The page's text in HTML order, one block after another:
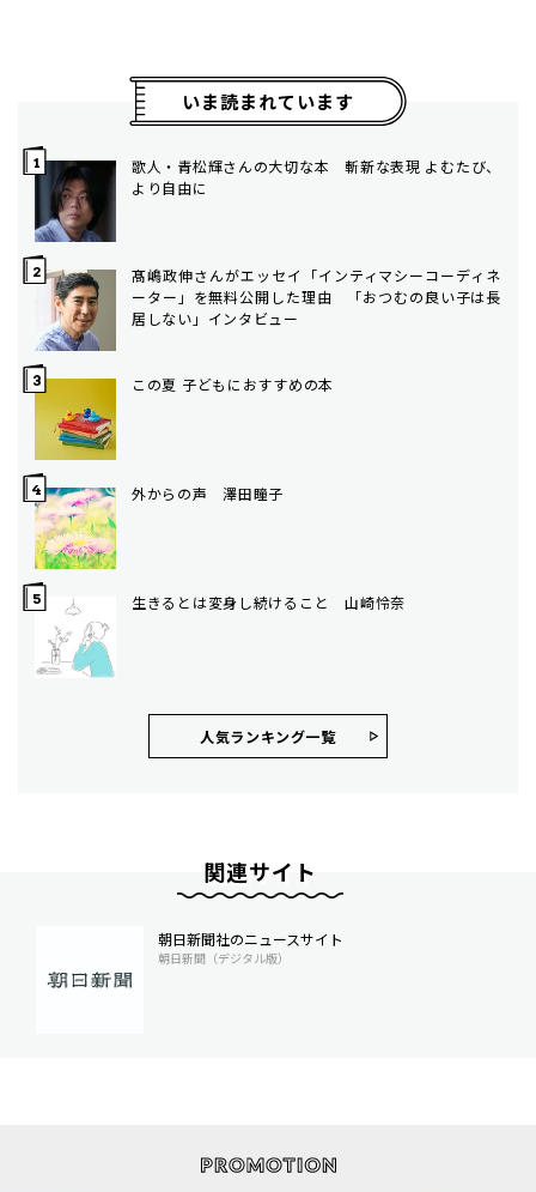
いま読まれています
歌人・青松輝さんの大切な本 斬新な表現 よむたび、
より自由に
髙嶋政伸さんがエッセイ「インティマシーコーディネ
ーター」を無料公開した理由 「おつむの良い子は長
居しない」インタビュー
この夏 子どもにおすすめの本
外からの声 澤田瞳子
生きるとは変身し続けること 山崎怜奈
人気ランキング⼀覧
関連サイト
朝日新聞社のニュースサイト
朝日新聞（デジタル版）